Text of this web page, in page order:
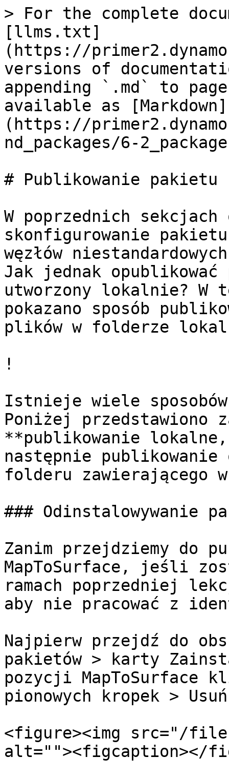
> For the complete
[llms.txt]
(https://
versions of
appending `.md` to
available as [Markdown]
(https://
nd_packages/6-
# Publikowanie pakietu
W poprzednich sekcjach
skonfigurowanie pakietu
węzłów
Jak jednak
utworzony lokalnie? W
pokazano sposób
plików w folderze
!
Istnieje wiele
Poniżej przedstawiono
**publikowanie
następnie publikowanie
folderu zawierającego
### Odinstalowywanie
Zanim przejdziemy do
MapToSurface, jeśli
ramach poprzedniej
aby nie pracować z
Najpierw przejdź do
pakietów > karty
pozycji MapToSurface
pionowych kropek >
<figure><img src="/files/
alt=""><figcaption></